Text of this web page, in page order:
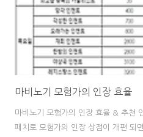
마비노기 모험가의 인장 효율
마비노기 모험가의 인장 효율 & 추천
패치로 모험가의 인장 상점이 개편 되